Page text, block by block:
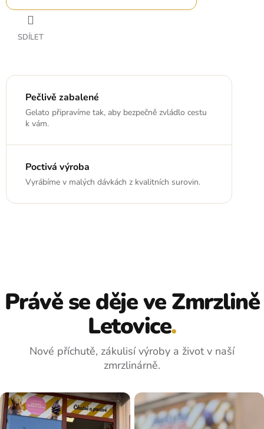
SDÍLET
Pečlivě zabalené
Gelato připravíme tak, aby bezpečně zvládlo cestu
k vám.
Poctivá výroba
Vyrábíme v malých dávkách z kvalitních surovin.
Právě se děje ve Zmrzlině
Letovice.
Nové příchutě, zákulisí výroby a život v naší
zmrzlinárně.